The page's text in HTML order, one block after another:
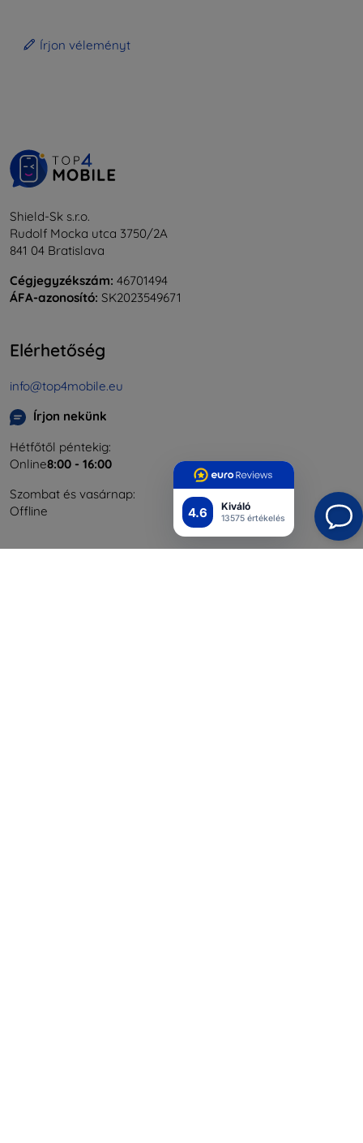
4.6 Kiváló
13575 értékelés
Írjon véleményt
Shield-Sk s.r.o.
Rudolf Mocka utca 3750/2A
841 04 Bratislava
Cégjegyzékszám: 46701494
ÁFA-azonosító: SK2023549671
Elérhetőség
info@top4mobile.eu
Írjon nekünk
Hétfőtől péntekig:
Online8:00 - 16:00
Szombat és vasárnap:
Offline